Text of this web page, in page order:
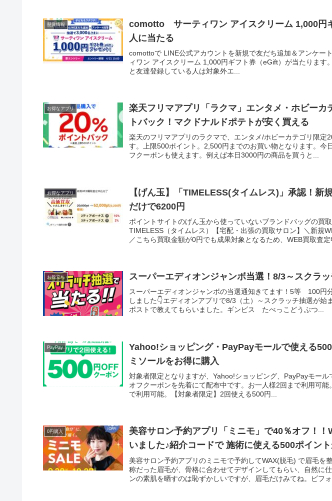
懸賞情報
comotto サーティワン アイスクリーム 1,000円
人に当たる
comottoで LINE公式アカウントを新規で友だち追加＆アンケー
ィワン アイスクリーム 1,000円ギフト券（eGift）が当たります
と友達登録している人は対象外エ...
お得なアプリ
楽天フリマアプリ「ラクマ」エンタメ・ホビーカ
トバック！マクドナルドポテトが安く買える
楽天のフリマアプリのラクマで、エンタメ/ホビーカテゴリ限定
す。上限500ポイント。2,500円までのお買い物となります。今
フクーポンも使えます。例えば本日3000円の商品を買うと...
お得なアプリ
【げん玉】「TIMELESS(タイムレス)」承認！新
だけで6200円
ポイントサイトのげん玉から使っていないブランドバッグの買
TIMELESS（タイムレス）【宅配・出張の買取サロン】＼新規
／こちら買取金額が0円でも成果対象となるため、WEB買取査定
お役立ち スーパーエディオンジャンボ当選！8/3～スクラッ
スーパーエディオンジャンボの当選通知きてます！5等 100円
しました👇エディオンアプリで8/3（土）～スクラッチ抽選が始
ポストで教えてもらいました。ギンビス たべっこどうぶつ...
PayPay
Yahoo!ショッピング・PayPayモールで使える
ミソールをお得に購入
対象者限定となりますが、Yahoo!ショッピング、PayPayモー
オフクーポンを先着にて配布中です。お一人様2回まで利用可
で利用可能。【対象者限定】2回使える500円...
0円購入
美容サロン予約アプリ「ミニモ」で40％オフ！！
いました♪紹介コードで 施術に使える500ポイン
美容サロン予約アプリのミニモで予約してWAX(脱毛) で眉毛を
称だった眉毛が、骨格に合わせてデザインしてもらい、自然に
ンの素肌を晒すのは恥ずかしいですが、眉毛だけみてね。ビフォ